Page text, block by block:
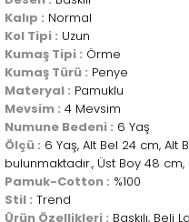
Kalıp : Normal
Kol Tipi : Uzun
Kumaş Tipi : Örme
Kumaş Türü : Penye
Materyal : Pamuklu
Mevsim : 4 Mevsim
Numune Bedeni : 6 Yaş
Ölçü : 6 Yaş, Alt Bel 24 cm,
bulunmaktadır., Üst Boy 48
Pamuk-Cotton : %100
Stil : Trend
Ürün Özellikleri : Baskılı, Beli